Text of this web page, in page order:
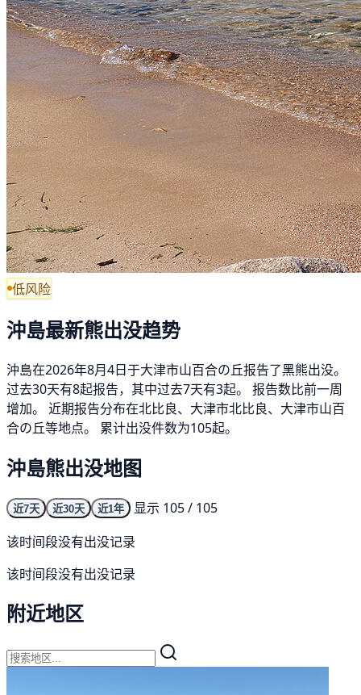
低风险
沖島最新熊出没趋势
沖島在2026年8月4日于大津市山百合の丘报告了黑熊出没。
过去30天有8起报告，其中过去7天有3起。 报告数比前一周
增加。 近期报告分布在北比良、大津市北比良、大津市山百
合の丘等地点。 累计出没件数为105起。
沖島熊出没地图
近7天 近30天 近1年
显示 105 / 105
该时间段没有出没记录
该时间段没有出没记录
附近地区